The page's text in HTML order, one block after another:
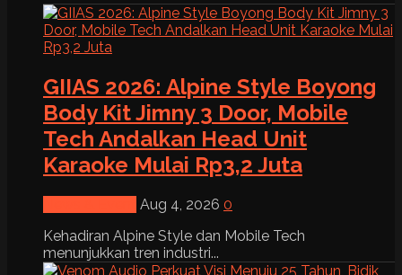
GIIAS 2026: Alpine Style Boyong
Body Kit Jimny 3 Door, Mobile
Tech Andalkan Head Unit
Karaoke Mulai Rp3,2 Juta
Aug 4, 2026 0
Kehadiran Alpine Style dan Mobile Tech
menunjukkan tren industri...